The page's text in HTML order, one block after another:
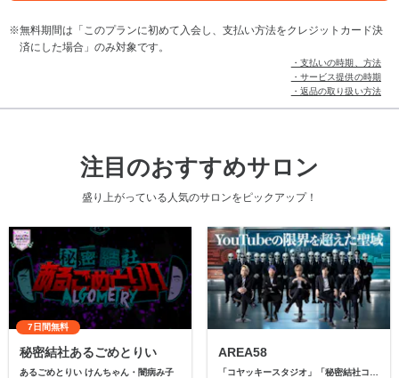
無料期間は「このプランに初めて入会し、支払い方法をクレジットカード決
済にした場合」のみ対象です。
・支払いの時期、方法
・サービス提供の時期
・返品の取り扱い方法
注目のおすすめサロン
盛り上がっている人気のサロンをピックアップ！
7日間無料
秘密結社あるごめとりい
あるごめとりい けんちゃん・闇病み子
AREA58